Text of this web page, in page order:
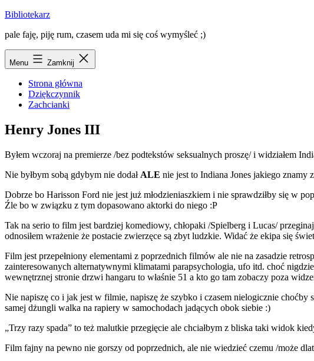
Przejdź
treści
Bibliotekarz
pale faję, piję rum, czasem uda mi się coś wymyśleć ;)
Menu Zamknij
Strona główna
Dziękczynnik
Zachcianki
Henry Jones III
Byłem wczoraj na premierze /bez podtekstów seksualnych proszę/ i widziałem
Nie byłbym sobą gdybym nie dodał ALE nie jest to Indiana Jones jakiego znamy
Dobrze bo Harisson Ford nie jest już młodzieniaszkiem i nie sprawdziłby się w
Źle bo w związku z tym dopasowano aktorki do niego :P
Tak na serio to film jest bardziej komediowy, chłopaki /Spielberg i Lucas/
odnosiłem wrażenie że postacie zwierzęce są zbyt ludzkie. Widać że ekipa się
Film jest przepełniony elementami z poprzednich filmów ale nie na zasadzie
zainteresowanych alternatywnymi klimatami parapsychologia, ufo itd. choć
wewnętrznej stronie drzwi hangaru to właśnie 51 a kto go tam zobaczy poza
Nie napiszę co i jak jest w filmie, napiszę że szybko i czasem nielogicznie choćby
samej dżungli walka na rapiery w samochodach jadących obok siebie :)
„Trzy razy spada” to też malutkie przegięcie ale chciałbym z bliska taki widok
Film fajny na pewno nie gorszy od poprzednich, ale nie wiedzieć czemu /może